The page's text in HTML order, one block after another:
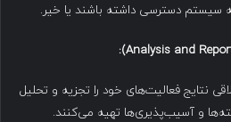
سیستم دسترسی داشته باشند یا خیر.
نتایج فعالیت‌های خود را تجزیه و تحلیل
و آسیب‌پذیری‌ها تهیه می‌کنند.